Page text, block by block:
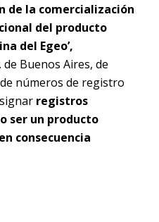
de la comercialización
del producto
del Egeo’,
de Buenos Aires, de
números de registro
registros
ser un producto
consecuencia